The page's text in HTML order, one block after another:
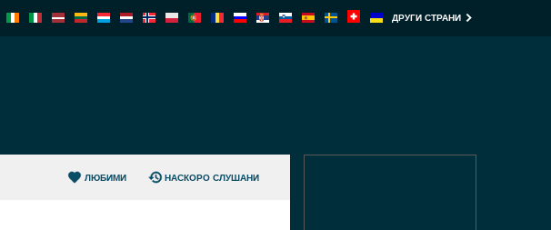
ДРУГИ СТРАНИ
ЛЮБИМИ НАСКОРО СЛУШАНИ